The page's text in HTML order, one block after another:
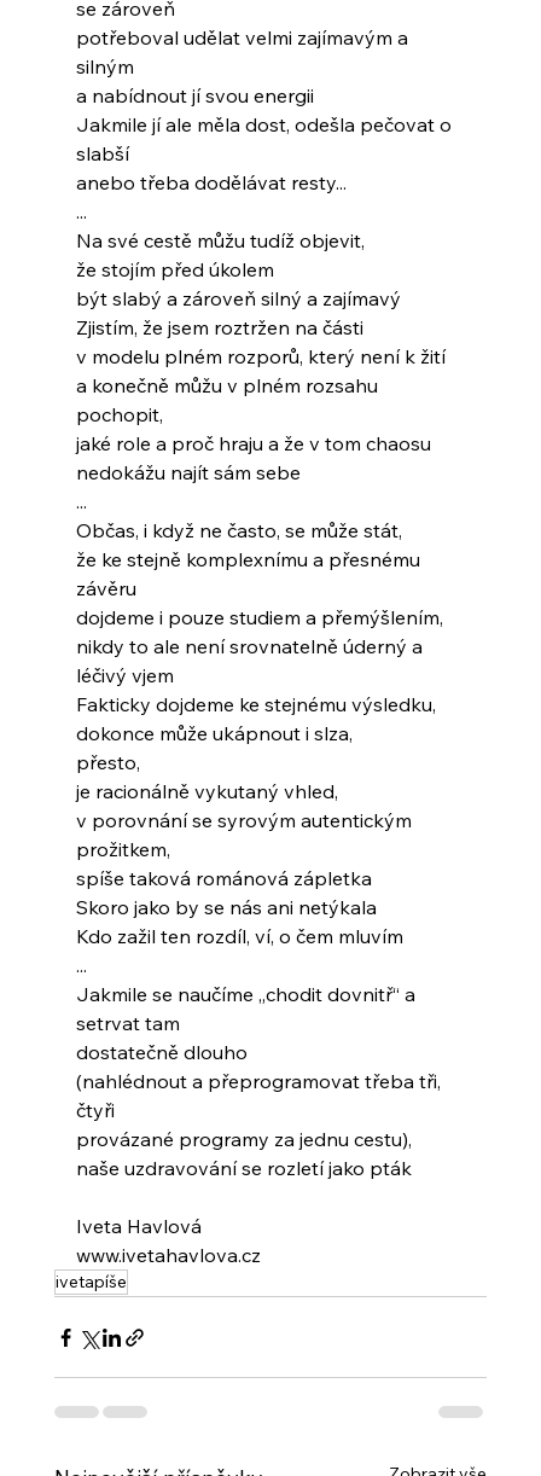
se zároveň
potřeboval udělat velmi zajímavým a
silným
a nabídnout jí svou energii
Jakmile jí ale měla dost, odešla pečovat o
slabší
anebo třeba dodělávat resty...
...
Na své cestě můžu tudíž objevit,
že stojím před úkolem
být slabý a zároveň silný a zajímavý
Zjistím, že jsem roztržen na části
v modelu plném rozporů, který není k žití
a konečně můžu v plném rozsahu
pochopit,
jaké role a proč hraju a že v tom chaosu
nedokážu najít sám sebe
...
Občas, i když ne často, se může stát,
že ke stejně komplexnímu a přesnému
závěru
dojdeme i pouze studiem a přemýšlením,
nikdy to ale není srovnatelně úderný a
léčivý vjem
Fakticky dojdeme ke stejnému výsledku,
dokonce může ukápnout i slza,
přesto,
je racionálně vykutaný vhled,
v porovnání se syrovým autentickým
prožitkem,
spíše taková románová zápletka
Skoro jako by se nás ani netýkala
Kdo zažil ten rozdíl, ví, o čem mluvím
...
Jakmile se naučíme „chodit dovnitř“ a
setrvat tam
dostatečně dlouho
(nahlédnout a přeprogramovat třeba tři,
čtyři
provázané programy za jednu cestu),
naše uzdravování se rozletí jako pták
Iveta Havlová
www.ivetahavlova.cz
ivetapíše